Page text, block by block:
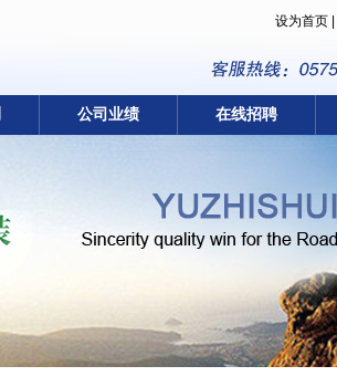
设为首页|
公司业绩 在线招聘